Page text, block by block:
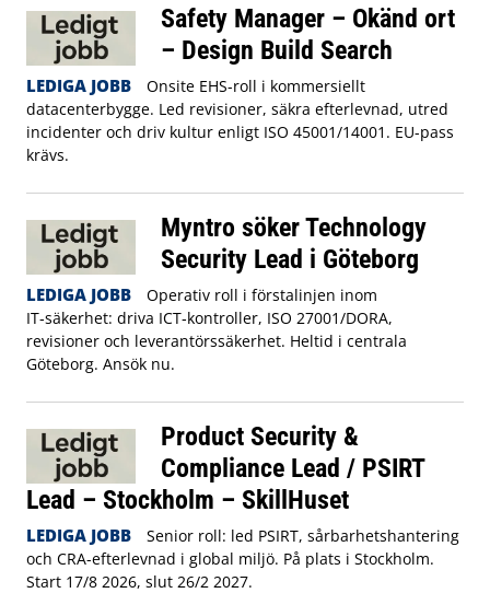
Safety Manager – Okänd ort
– Design Build Search
LEDIGA JOBB
Onsite EHS-roll i kommersiellt
datacenterbygge. Led revisioner, säkra efterlevnad, utred
incidenter och driv kultur enligt ISO 45001/14001. EU-pass
krävs.
Myntro söker Technology
Security Lead i Göteborg
LEDIGA JOBB
Operativ roll i förstalinjen inom
IT‑säkerhet: driva ICT‑kontroller, ISO 27001/DORA,
revisioner och leverantörssäkerhet. Heltid i centrala
Göteborg. Ansök nu.
Product Security &
Compliance Lead / PSIRT
Lead – Stockholm – SkillHuset
LEDIGA JOBB
Senior roll: led PSIRT, sårbarhetshantering
och CRA-efterlevnad i global miljö. På plats i Stockholm.
Start 17/8 2026, slut 26/2 2027.